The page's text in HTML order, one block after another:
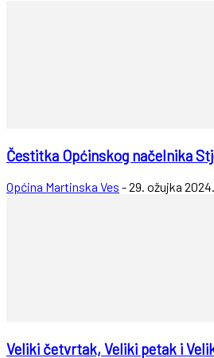
Čestitka Općinskog načelnika
Općina Martinska Ves -29. ožujka 2024.
Veliki četvrtak, Veliki petak i